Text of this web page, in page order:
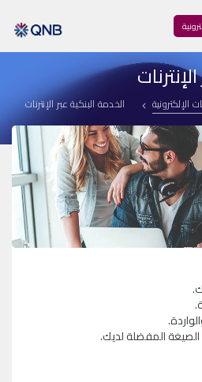
الإلكترونية الخدمة البنكية عبر الإنترنات
الواردة.
المفضلة لديك.